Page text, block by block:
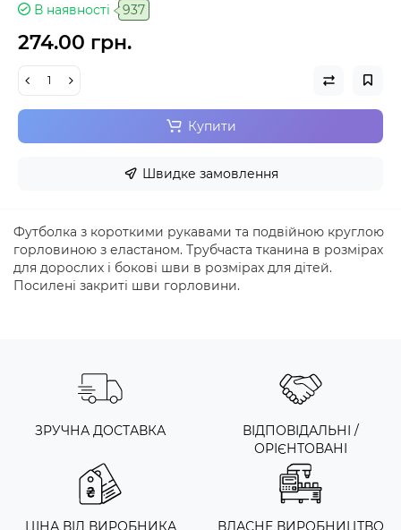
В наявності 937
274.00 грн.
Купити
Швидке замовлення
Футболка з короткими рукавами та подвійною круглою
горловиною з еластаном. Трубчаста тканина в розмірах
для дорослих і бокові шви в розмірах для дітей.
Посилені закриті шви горловини.
ЗРУЧНА ДОСТАВКА
ВІДПОВІДАЛЬНІ /
ОРІЄНТОВАНІ
ЦІНА ВІД ВИРОБНИКА
ВЛАСНЕ ВИРОБНИЦТВО